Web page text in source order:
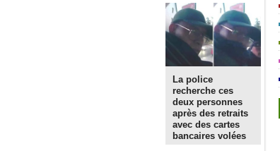
La police
recherche ces
deux personnes
après des retraits
avec des cartes
bancaires volées